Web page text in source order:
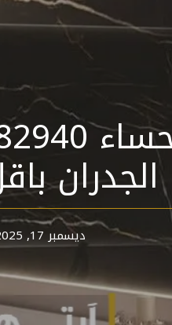
الجدران
ديسمبر 17, 2025